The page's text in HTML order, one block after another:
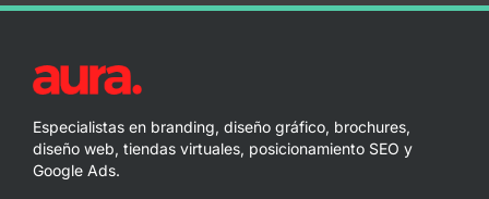
Especialistas en branding, diseño gráfico, brochures,
diseño web, tiendas virtuales, posicionamiento SEO y
Google Ads.